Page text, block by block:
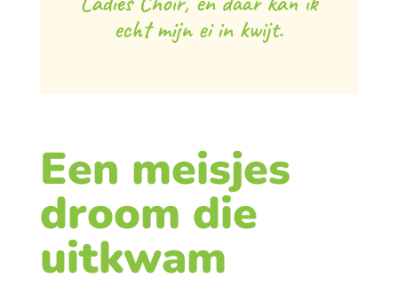
echt mijn ei in kwijt.
Een meisjes
droom die
uitkwam